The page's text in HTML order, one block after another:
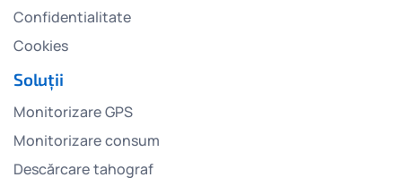
Confidentialitate
Cookies
Soluții
Monitorizare GPS
Monitorizare consum
Descărcare tahograf